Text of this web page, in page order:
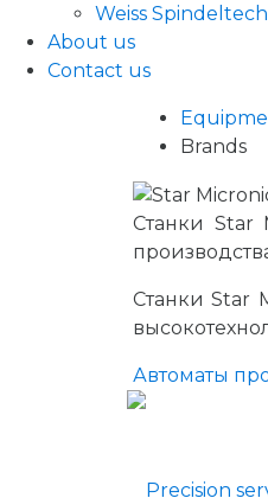
Weiss
About us
Contact us
Brands
Станки Star
Станки Star
Автоматы